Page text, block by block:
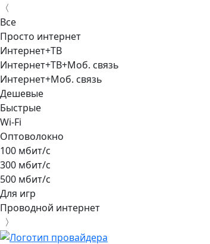
〈
Все
Просто интернет
Интернет+ТВ
Интернет+ТВ+Моб. связь
Интернет+Моб. связь
Дешевые
Быстрые
Wi-Fi
Оптоволокно
100 мбит/с
300 мбит/с
500 мбит/с
Для игр
Проводной интернет
〉